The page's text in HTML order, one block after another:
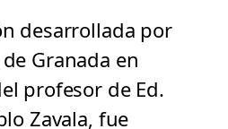
desarrollada por
Granada en
profesor de Ed.
Zavala, fue